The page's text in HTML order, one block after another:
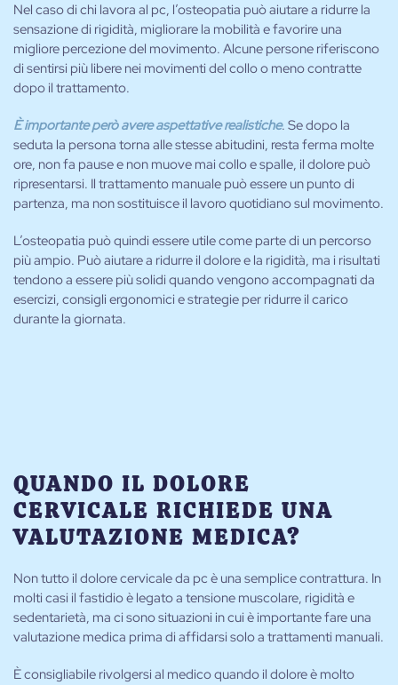
Nel caso di chi lavora al pc, l’osteopatia può aiutare a ridurre la
sensazione di rigidità, migliorare la mobilità e favorire una
migliore percezione del movimento. Alcune persone riferiscono
di sentirsi più libere nei movimenti del collo o meno contratte
dopo il trattamento.
È importante però avere aspettative realistiche. Se dopo la
seduta la persona torna alle stesse abitudini, resta ferma molte
ore, non fa pause e non muove mai collo e spalle, il dolore può
ripresentarsi. Il trattamento manuale può essere un punto di
partenza, ma non sostituisce il lavoro quotidiano sul movimento.
L’osteopatia può quindi essere utile come parte di un percorso
più ampio. Può aiutare a ridurre il dolore e la rigidità, ma i risultati
tendono a essere più solidi quando vengono accompagnati da
esercizi, consigli ergonomici e strategie per ridurre il carico
durante la giornata.
QUANDO IL DOLORE
CERVICALE RICHIEDE UNA
VALUTAZIONE MEDICA?
Non tutto il dolore cervicale da pc è una semplice contrattura. In
molti casi il fastidio è legato a tensione muscolare, rigidità e
sedentarietà, ma ci sono situazioni in cui è importante fare una
valutazione medica prima di affidarsi solo a trattamenti manuali.
È consigliabile rivolgersi al medico quando il dolore è molto